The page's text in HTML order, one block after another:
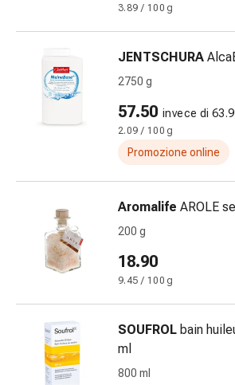
tiraggio
Tamponi
Orecchie
e
occhi
Disturbi
dell'orecchio
Cura
delle
orecchie
oculari
Infiammazione
degli
occhi
3.89 / 100 g
JENTSCHURA
2750 g
57.50 invece di
2.09 / 100 g
Promozione online
Aromalife AROLE
200 g
18.90
9.45 / 100 g
SOUFROL bain
ml
800 ml